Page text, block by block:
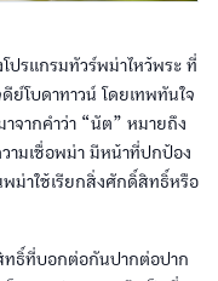
ปรแกรมทัวร์พม่าไหว้พระ ที่
ย์โบดาทาวน์ โดยเทพทันใจ
จากคำว่า “นัต” หมายถึง
มเชื่อพม่า มีหน้าที่ปกป้อง
ม่าใช้เรียกสิ่งศักดิ์สิทธิ์หรือ
ทธิ์ที่บอกต่อกันปากต่อปาก